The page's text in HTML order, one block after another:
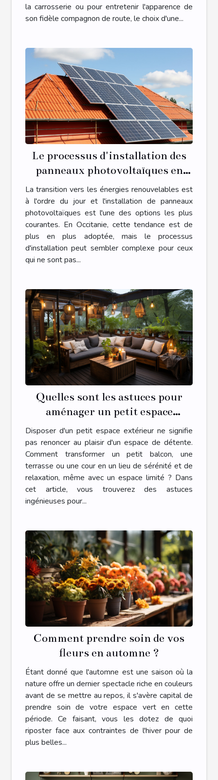
la carrosserie ou pour entretenir l'apparence de
son fidèle compagnon de route, le choix d'une...
Le processus d'installation des
panneaux photovoltaïques en
Occitanie
La transition vers les énergies renouvelables est
à l'ordre du jour et l'installation de panneaux
photovoltaïques est l'une des options les plus
courantes. En Occitanie, cette tendance est de
plus en plus adoptée, mais le processus
d'installation peut sembler complexe pour ceux
qui ne sont pas...
Quelles sont les astuces pour
aménager un petit espace
extérieur en une oasis de détente
?
Disposer d'un petit espace extérieur ne signifie
pas renoncer au plaisir d'un espace de détente.
Comment transformer un petit balcon, une
terrasse ou une cour en un lieu de sérénité et de
relaxation, même avec un espace limité ? Dans
cet article, vous trouverez des astuces
ingénieuses pour...
Comment prendre soin de vos
fleurs en automne ?
Étant donné que l'automne est une saison où la
nature offre un dernier spectacle riche en couleurs
avant de se mettre au repos, il s'avère capital de
prendre soin de votre espace vert en cette
période. Ce faisant, vous les dotez de quoi
riposter face aux contraintes de l'hiver pour de
plus belles...